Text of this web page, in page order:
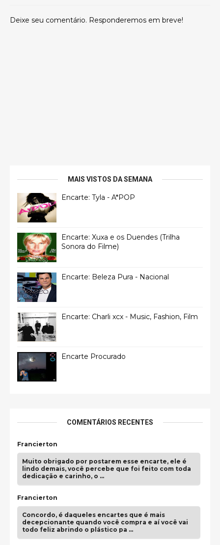
Deixe seu comentário. Responderemos em breve!
MAIS VISTOS DA SEMANA
Encarte: Tyla - A*POP
Encarte: Xuxa e os Duendes (Trilha
Sonora do Filme)
Encarte: Beleza Pura - Nacional
Encarte: Charli xcx - Music, Fashion, Film
Encarte Procurado
COMENTÁRIOS RECENTES
Francierton
Muito obrigado por postarem esse encarte, ele é
lindo demais, você percebe que foi feito com toda
dedicação e carinho, o …
Francierton
Concordo, é daqueles encartes que é mais
decepcionante quando você compra e aí você vai
todo feliz abrindo o plástico pa …